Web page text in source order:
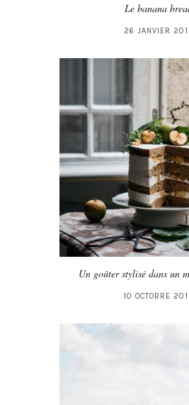
Le banana
26 JANVIER
Un goûter stylisé dans un
10 OCTOBRE